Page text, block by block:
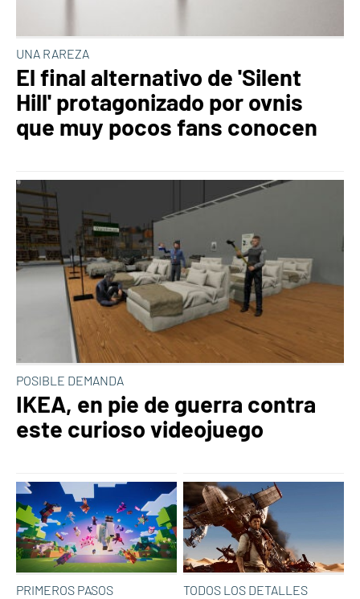
UNA RAREZA
El final alternativo de 'Silent
Hill' protagonizado por ovnis
que muy pocos fans conocen
POSIBLE DEMANDA
IKEA, en pie de guerra contra
este curioso videojuego
PRIMEROS PASOS TODOS LOS DETALLES